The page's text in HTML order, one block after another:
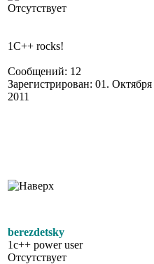
Отсутствует
1C++ rocks!
Сообщений: 12
Зарегистрирован: 01. Октября
2011
berezdetsky
1c++ power user
Отсутствует